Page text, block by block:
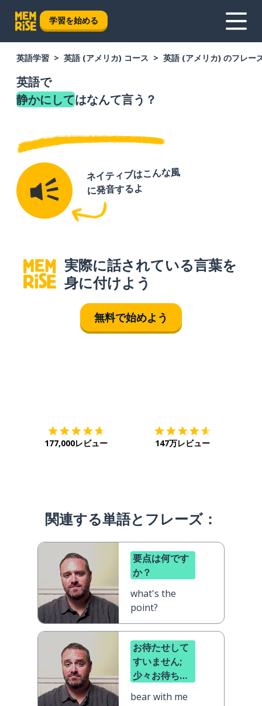
学習を始める
英語学習 英語 (アメリカ) コース 英語 (アメリカ) のフレー
英語で
静かにしてはなんて言う？
ネイティブはこんな風
に発音するよ
実際に話されている言葉を
身に付けよう
無料で始めよう
177,000レビュー 147万レビュー
関連する単語とフレーズ：
要点は何です
か？
what's the
point?
お待たせして
すいません;
少々お待ちく
bear with me